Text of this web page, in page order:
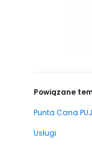
Powiązane
Punta Cana PUJ
Usługi